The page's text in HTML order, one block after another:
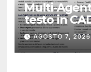
Multi-
testo in
meno
AGOSTO 7,